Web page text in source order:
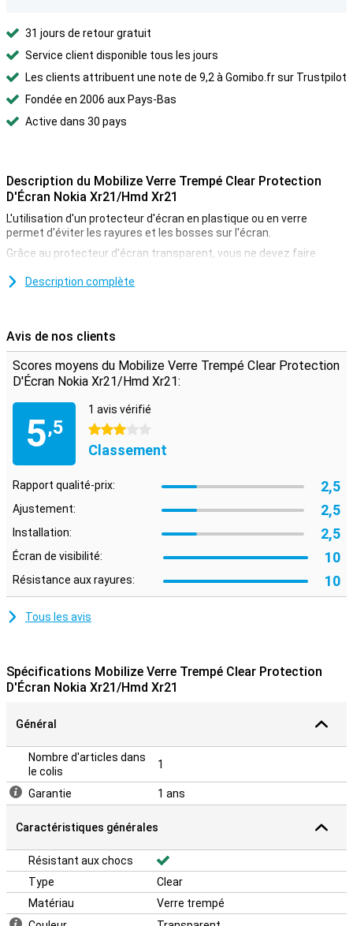
31 jours de retour gratuit
Service client disponible tous les jours
Les clients attribuent une note de 9,2 à Gomibo.fr sur Trustpilot
Fondée en 2006 aux Pays-Bas
Active dans 30 pays
Description du Mobilize Verre Trempé Clear Protection
D'Écran Nokia Xr21/Hmd Xr21
L'utilisation d'un protecteur d'écran en plastique ou en verre
permet d'éviter les rayures et les bosses sur l'écran.
Grâce au protecteur d'écran transparent, vous ne devez faire
lorsque vous appuyez dessus.
Vous cherchez une protection pour l'écran de votre Nokia
excellente option. La couche protectrice ne gêne pas et protège
l'écran contre la saleté, la poussière et les objets pointus. Vous
éviterez ainsi de rayer l'écran.
Description complète
Avis de nos clients
Scores moyens du Mobilize Verre Trempé Clear Protection
D'Écran Nokia Xr21/Hmd Xr21:
5,5
1 avis vérifié
3 étoiles
Classement
Rapport qualité-prix: 2,5
Ajustement: 2,5
Installation: 2,5
Écran de visibilité: 10
Résistance aux rayures: 10
Tous les avis
Spécifications Mobilize Verre Trempé Clear Protection
D'Écran Nokia Xr21/Hmd Xr21
Général
Nombre d'articles dans
le colis
1
Garantie 1 ans
Caractéristiques générales
Résistant aux chocs
Type
Clear
Matériau
Verre trempé